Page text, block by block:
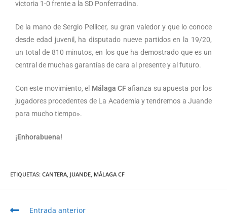
victoria 1-0 frente a la SD Ponferradina.
De la mano de Sergio Pellicer, su gran valedor y que lo conoce
desde edad juvenil, ha disputado nueve partidos en la 19/20,
un total de 810 minutos, en los que ha demostrado que es un
central de muchas garantías de cara al presente y al futuro.
Con este movimiento, el Málaga CFafianza su apuesta por los
jugadores procedentes de La Academia y tendremos a Juande
para mucho tiempo».
¡Enhorabuena!
ETIQUETAS: CANTERA, JUANDE, MÁLAGA CF
Entrada anterior